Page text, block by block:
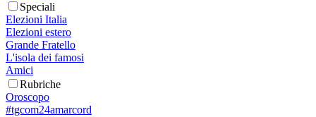
Speciali
Elezioni Italia
Elezioni estero
Grande Fratello
L'isola dei famosi
Amici
Rubriche
Oroscopo
#tgcom24amarcord